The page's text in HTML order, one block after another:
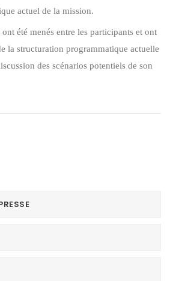
actuel de la mission.
été menés entre les participants et ont
la structuration programmatique actuelle
des scénarios potentiels de son